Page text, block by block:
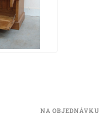
NA OBJEDNÁVKU